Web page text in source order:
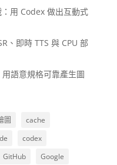
用 Codex 做出互動式
、即時 TTS 與 CPU 部
語意規格可靠產生圖
圖
cache
codex
GitHub
Google